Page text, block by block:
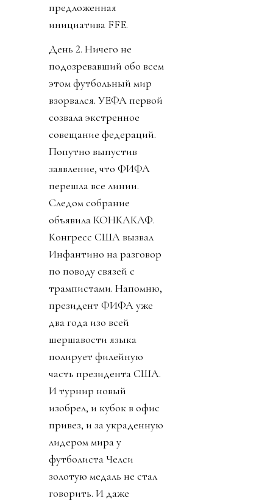
предложенная
инициатива FFE.
День 2. Ничего не
подозревавший обо всем
этом футбольный мир
взорвался. УЕФА первой
созвала экстренное
совещание федераций.
Попутно выпустив
заявление, что ФИФА
перешла все линии.
Следом собрание
объявила КОНКАКАФ.
Конгресс США вызвал
Инфантино на разговор
по поводу связей с
трампистами. Напомню,
президент ФИФА уже
два года изо всей
шершавости языка
полирует филейную
часть президента США.
И турнир новый
изобрел, и кубок в офис
привез, и за украденную
лидером мира у
футболиста Челси
золотую медаль не стал
говорить. И даже